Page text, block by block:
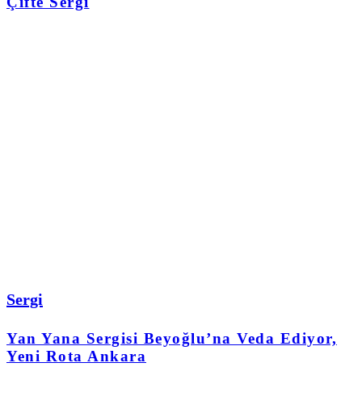
Sergi
Yan Yana Sergisi Beyoğlu’na Veda Ediyor,
Yeni Rota Ankara